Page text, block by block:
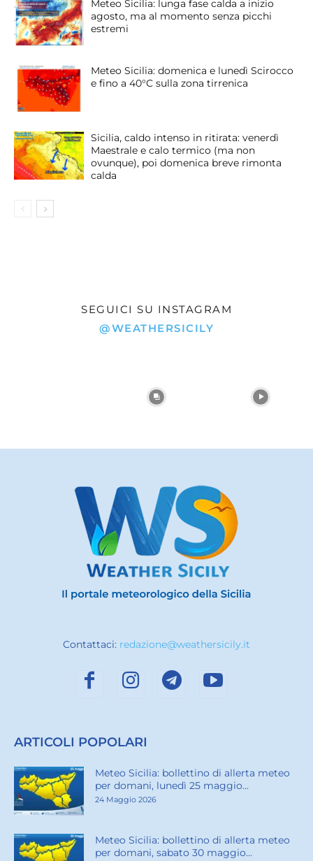
Meteo Sicilia: lunga fase calda a inizio
agosto, ma al momento senza picchi
estremi
Meteo Sicilia: domenica e lunedì Scirocco
e fino a 40°C sulla zona tirrenica
Sicilia, caldo intenso in ritirata: venerdì
Maestrale e calo termico (ma non
ovunque), poi domenica breve rimonta
calda
SEGUICI SU INSTAGRAM
@WEATHERSICILY
Contattaci: redazione@weathersicily.it
ARTICOLI POPOLARI
Meteo Sicilia: bollettino di allerta meteo
per domani, lunedì 25 maggio...
24 Maggio 2026
Meteo Sicilia: bollettino di allerta meteo
per domani, sabato 30 maggio...